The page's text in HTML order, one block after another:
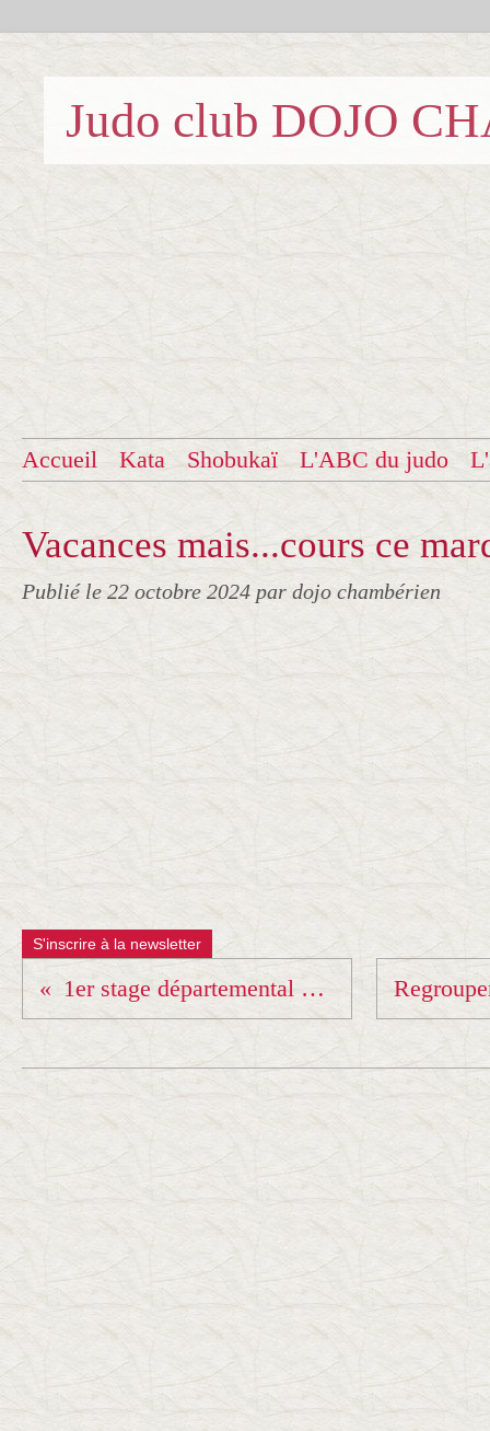
Judo club DOJO
Accueil Kata Shobukaï L'ABC du judo
Vacances mais...cours ce
Publié le 22 octobre 2024 par dojo chambérien
S'inscrire à la newsletter
1er stage départemental Kata.